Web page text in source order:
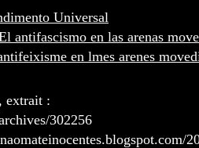
Universal
antifascismo en las arenas
en lmes arenes
extrait :
302256